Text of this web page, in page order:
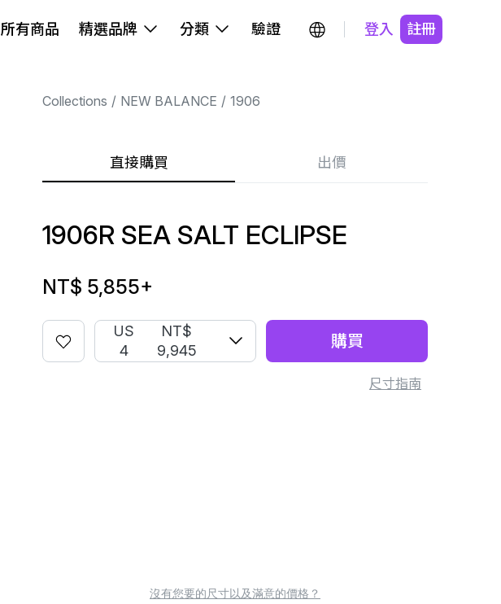
所有商品 精選品牌 分類 驗證 登入 註冊
Collections NEW BALANCE 1906
直接購買 出價
1906R SEA SALT ECLIPSE
NT$ 5,855+
US
4
NT$
9,945
購買
尺寸指南
沒有您要的尺寸以及滿意的價格？